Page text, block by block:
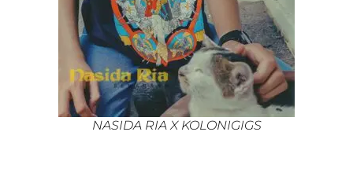
NASIDA RIA X KOLONIGIGS